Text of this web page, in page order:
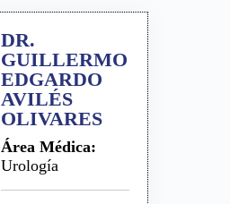
DR.
GUILLERMO
EDGARDO
AVILÉS
OLIVARES
Área Médica:
Urología